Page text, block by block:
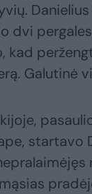
dvi
kad
Galutinė
startavo